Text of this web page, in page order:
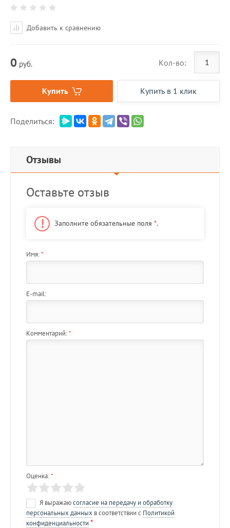
Добавить к сравнению
0 руб. Кол-во:
Купить Купить в 1 клик
Поделиться:
Отзывы
Оставьте отзыв
Заполните обязательные поля *.
Имя:*
E-mail:
Комментарий:*
Оценка:*
Я выражаюсогласие на передачу и обработку
персональных данных в соответствии с Политикой
конфиденциальности *